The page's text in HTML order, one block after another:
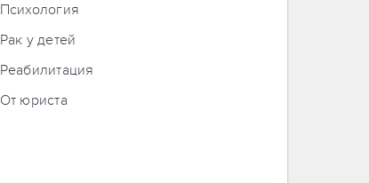
Психология
Рак у детей
Реабилитация
От юриста